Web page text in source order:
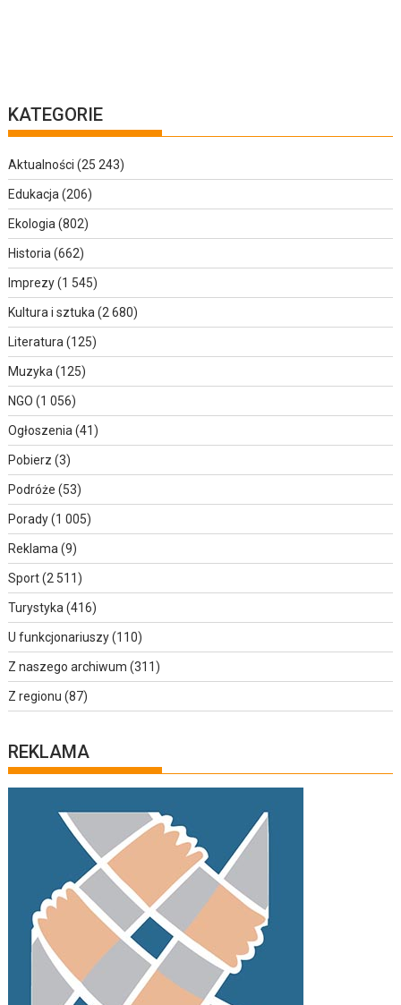
KATEGORIE
Aktualności (25 243)
Edukacja(206)
Ekologia(802)
Historia(662)
Imprezy(1 545)
Kultura i sztuka(2 680)
Literatura(125)
Muzyka(125)
NGO (1 056)
Ogłoszenia(41)
Pobierz (3)
Podróże (53)
Porady(1 005)
Reklama(9)
Sport(2 511)
Turystyka(416)
U funkcjonariuszy(110)
Z naszego archiwum (311)
Z regionu (87)
REKLAMA